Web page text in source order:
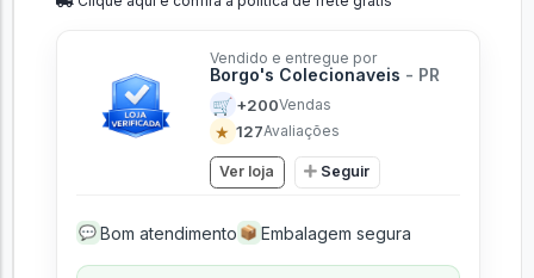
Vendido e entregue por
Borgo's Colecionaveis - PR
🛒 +200Vendas
★ 127Avaliações
Ver loja Seguir
💬 Bom atendimento 📦 Embalagem segura